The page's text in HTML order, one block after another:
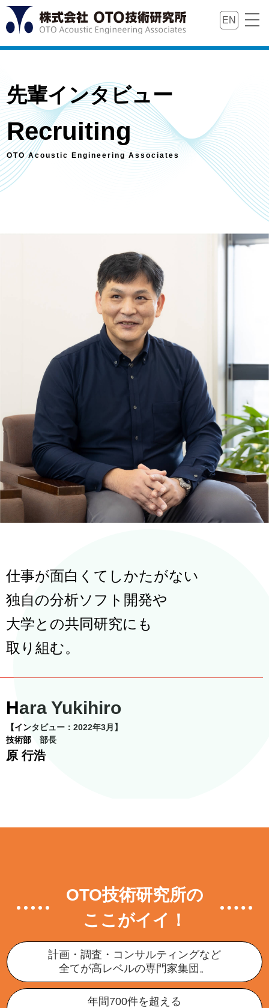
EN
先輩インタビュー
Recruiting
OTO Acoustic Engineering Associates
仕事が面白くてしかたがない
独自の分析ソフト開発や
大学との共同研究にも
取り組む。
Hara Yukihiro
【インタビュー：2022年3月】
技術部 部長
原 行浩
OTO技術研究所の
ここがイイ！
計画・調査・コンサルティングなど
全てが高レベルの専門家集団。
年間700件を超える